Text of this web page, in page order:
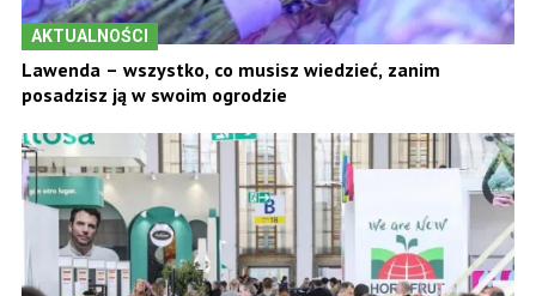
AKTUALNOŚCI
Lawenda – wszystko, co musisz wiedzieć, zanim
posadzisz ją w swoim ogrodzie